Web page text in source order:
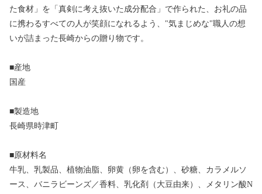
た食材」を「真剣に考え抜いた成分配合」で作られた、お礼の品
に携わるすべての人が笑顔になれるよう、"気まじめな"職人の想
いが詰まった長崎からの贈り物です。
■産地
国産
■製造地
長崎県時津町
■原材料名
牛乳、乳製品、植物油脂、卵黄（卵を含む）、砂糖、カラメルソ
ース、バニラビーンズ／香料、乳化剤（大豆由来）、メタリン酸N